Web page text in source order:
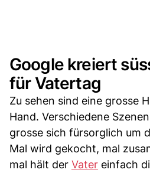
Google kreiert
für Vatertag
Zu sehen sind eine grosse
Hand. Verschiedene
grosse sich fürsorglich um
Mal wird gekocht, mal
mal hält der Vater einfach